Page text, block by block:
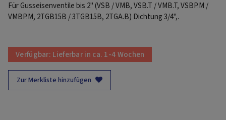
Für Gusseisenventile bis 2" (VSB / VMB, VSB.T / VMB.T, VSBP.M /
VMBP.M, 2TGB15B / 3TGB15B, 2TGA.B) Dichtung 3/4'',.
Verfügbar: Lieferbar in ca. 1-4 Wochen
Zur Merkliste hinzufügen